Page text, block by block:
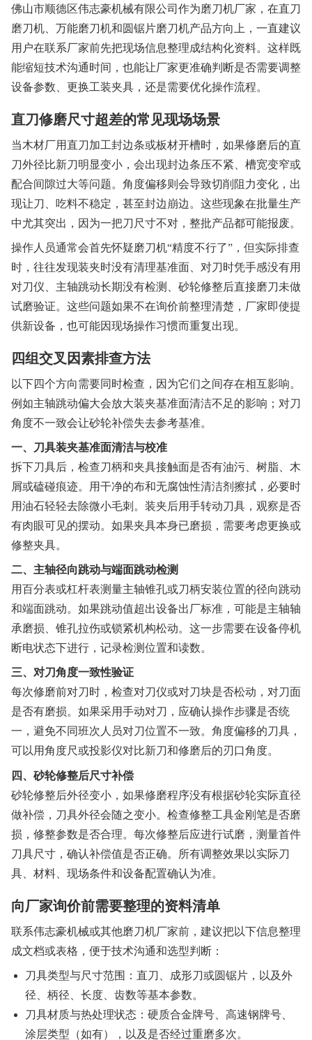
佛山市顺德区伟志豪机械有限公司作为磨刀机厂家，在直刀
磨刀机、万能磨刀机和圆锯片磨刀机产品方向上，一直建议
用户在联系厂家前先把现场信息整理成结构化资料。这样既
能缩短技术沟通时间，也能让厂家更准确判断是否需要调整
设备参数、更换工装夹具，还是需要优化操作流程。
直刀修磨尺寸超差的常见现场场景
当木材厂用直刀加工封边条或板材开槽时，如果修磨后的直
刀外径比新刀明显变小，会出现封边条压不紧、槽宽变窄或
配合间隙过大等问题。角度偏移则会导致切削阻力变化，出
现让刀、吃料不稳定，甚至封边崩边。这些现象在批量生产
中尤其突出，因为一把刀尺寸不对，整批产品都可能报废。
操作人员通常会首先怀疑磨刀机“精度不行了”，但实际排查
时，往往发现装夹时没有清理基准面、对刀时凭手感没有用
对刀仪、主轴跳动长期没有检测、砂轮修整后直接磨刀未做
试磨验证。这些问题如果不在询价前整理清楚，厂家即使提
供新设备，也可能因现场操作习惯而重复出现。
四组交叉因素排查方法
以下四个方向需要同时检查，因为它们之间存在相互影响。
例如主轴跳动偏大会放大装夹基准面清洁不足的影响；对刀
角度不一致会让砂轮补偿失去参考基准。
一、刀具装夹基准面清洁与校准
拆下刀具后，检查刀柄和夹具接触面是否有油污、树脂、木
屑或磕碰痕迹。用干净的布和无腐蚀性清洁剂擦拭，必要时
用油石轻轻去除微小毛刺。装夹后用手转动刀具，观察是否
有肉眼可见的摆动。如果夹具本身已磨损，需要考虑更换或
修整夹具。
二、主轴径向跳动与端面跳动检测
用百分表或杠杆表测量主轴锥孔或刀柄安装位置的径向跳动
和端面跳动。如果跳动值超出设备出厂标准，可能是主轴轴
承磨损、锥孔拉伤或锁紧机构松动。这一步需要在设备停机
断电状态下进行，记录检测位置和读数。
三、对刀角度一致性验证
每次修磨前对刀时，检查对刀仪或对刀块是否松动，对刀面
是否有磨损。如果采用手动对刀，应确认操作步骤是否统
一，避免不同班次人员对刀位置不一致。角度偏移的刀具，
可以用角度尺或投影仪对比新刀和修磨后的刃口角度。
四、砂轮修整后尺寸补偿
砂轮修整后外径变小，如果修磨程序没有根据砂轮实际直径
做补偿，刀具外径会随之变小。检查修整工具金刚笔是否磨
损，修整参数是否合理。每次修整后应进行试磨，测量首件
刀具尺寸，确认补偿值是否正确。所有调整效果以实际刀
具、材料、现场条件和设备配置确认为准。
向厂家询价前需要整理的资料清单
联系伟志豪机械或其他磨刀机厂家前，建议把以下信息整理
成文档或表格，便于技术沟通和选型判断：
刀具类型与尺寸范围：直刀、成形刀或圆锯片，以及外
径、柄径、长度、齿数等基本参数。
刀具材质与热处理状态：硬质合金牌号、高速钢牌号、
涂层类型（如有），以及是否经过重磨多次。